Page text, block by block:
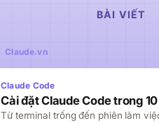
Claude Code
Cài đặt Claude Code trong
Từ terminal trống đến phiên làm